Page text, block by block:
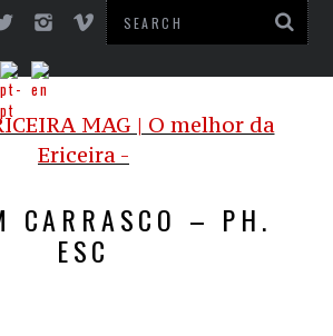
CARRASCO – PH.
ESC